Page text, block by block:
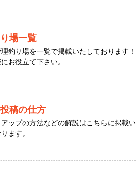
場一覧
釣り場を一覧で掲載いたしております！
お役立て下さい。
稿の仕方
ップの方法などの解説はこちらに掲載い
ます。